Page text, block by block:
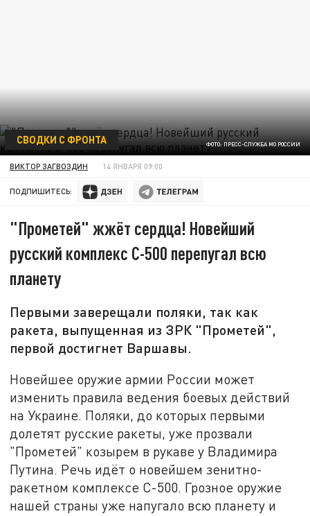
ФОТО: ПРЕСС-СЛУЖБА МО РОССИИ
СВОДКИ С ФРОНТА
ВИКТОР ЗАГВОЗДИН 14 ЯНВАРЯ 09:00
ПОДПИШИТЕСЬ:
"Прометей" жжёт сердца! Новейший
русский комплекс С-500 перепугал всю
планету
Первыми заверещали поляки, так как
ракета, выпущенная из ЗРК "Прометей",
первой достигнет Варшавы.
Новейшее оружие армии России может
изменить правила ведения боевых действий
на Украине. Поляки, до которых первыми
долетят русские ракеты, уже прозвали
"Прометей" козырем в рукаве у Владимира
Путина. Речь идёт о новейшем зенитно-
ракетном комплексе С-500. Грозное оружие
нашей страны уже напугало всю планету и